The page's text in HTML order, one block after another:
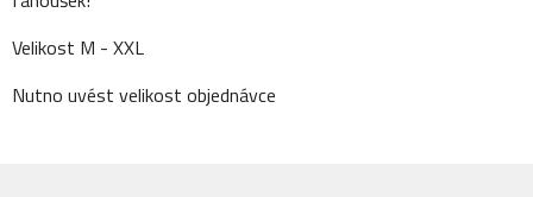
Velikost M - XXL
Nutno uvést velikost objednávce